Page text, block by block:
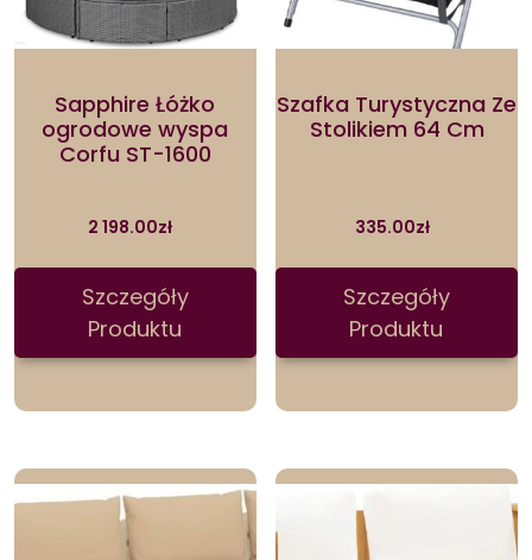
Sapphire Łóżko
ogrodowe wyspa
Corfu ST-1600
2 198.00zł
Szczegóły
Produktu
Szafka Turystyczna Ze
Stolikiem 64 Cm
335.00zł
Szczegóły
Produktu